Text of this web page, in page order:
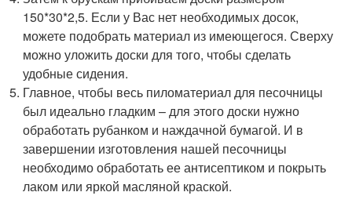
150*30*2,5. Если у Вас нет необходимых досок,
можете подобрать материал из имеющегося. Сверху
можно уложить доски для того, чтобы сделать
удобные сидения.
Главное, чтобы весь пиломатериал для песочницы
был идеально гладким – для этого доски нужно
обработать рубанком и наждачной бумагой. И в
завершении изготовления нашей песочницы
необходимо обработать ее антисептиком и покрыть
лаком или яркой масляной краской.